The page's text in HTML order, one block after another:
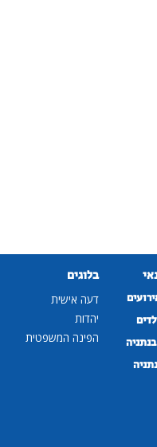
בלוגים
דעה אישית
יהדות
הפינה המשפטית